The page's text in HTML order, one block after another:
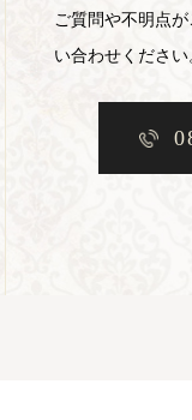
ご質問や不明点
い合わせください